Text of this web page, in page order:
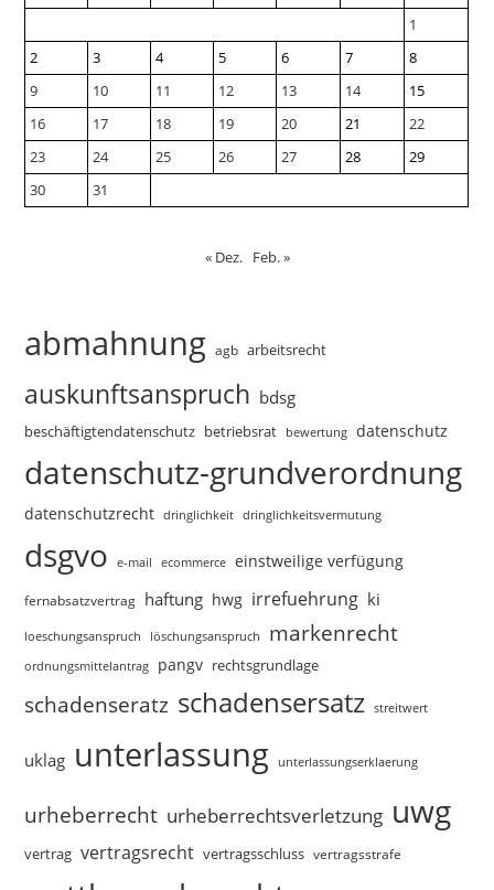
1
2
3 4 5 6 7
8
9
10 11 12 13 14
15
16
17 18 19 20 21
22
23
24 25 26 27 28
29
30
31
« Dez. Feb. »
abmahnung agb arbeitsrecht
auskunftsanspruch bdsg
beschäftigtendatenschutz betriebsrat bewertung datenschutz
datenschutz-grundverordnung
datenschutzrecht dringlichkeit dringlichkeitsvermutung
dsgvo e-mail ecommerce einstweilige verfügung
fernabsatzvertrag haftung hwg irrefuehrung ki
loeschungsanspruch löschungsanspruch markenrecht
ordnungsmittelantrag pangv rechtsgrundlage
schadenseratz schadensersatz streitwert
uklag unterlassung unterlassungserklaerung
urheberrecht urheberrechtsverletzung uwg
vertrag vertragsrecht vertragsschluss vertragsstrafe